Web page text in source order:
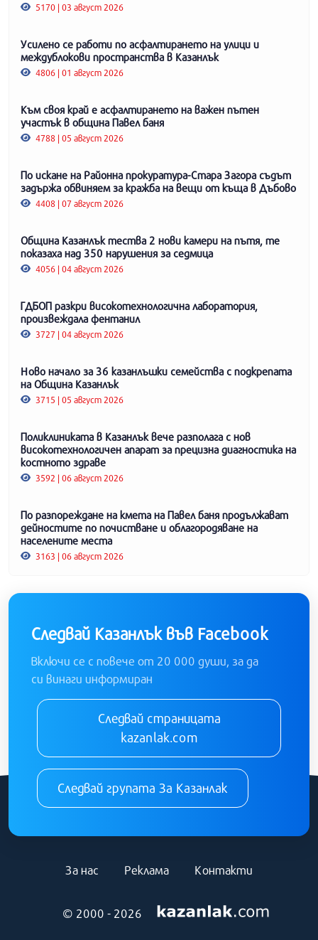
5170 | 03 август 2026
Усилено се работи по асфалтирането на улици и
междублокови пространства в Казанлък
4806 | 01 август 2026
Към своя край е асфалтирането на важен пътен
участък в община Павел баня
4788 | 05 август 2026
По искане на Районна прокуратура-Стара Загора съдът
задържа обвиняем за кражба на вещи от къща в Дъбово
4408 | 07 август 2026
Община Казанлък тества 2 нови камери на пътя, те
показаха над 350 нарушения за седмица
4056 | 04 август 2026
ГДБОП разкри високотехнологична лаборатория,
произвеждала фентанил
3727 | 04 август 2026
Ново начало за 36 казанлъшки семейства с подкрепата
на Община Казанлък
3715 | 05 август 2026
Поликлиниката в Казанлък вече разполага с нов
високотехнологичен апарат за прецизна диагностика на
костното здраве
3592 | 06 август 2026
По разпореждане на кмета на Павел баня продължават
дейностите по почистване и облагородяване на
населените места
3163 | 06 август 2026
Следвай Казанлък във Facebook
Включи се с повече от 20 000 души, за да
си винаги информиран
Следвай страницата
kazanlak.com
Следвай групата За Казанлак
© 2000 - 2026
За нас Реклама Контакти